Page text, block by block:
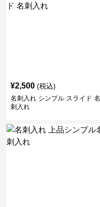
¥2,500 (税込)
名刺入れ シンプル スライド 名
刺入れ